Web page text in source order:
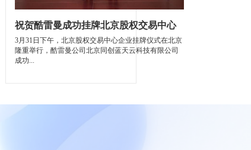
祝贺酷雷曼成功挂牌北京股权交易中心
3月31日下午，北京股权交易中心企业挂牌仪式在北京
隆重举行，酷雷曼公司北京同创蓝天云科技有限公司
成功...